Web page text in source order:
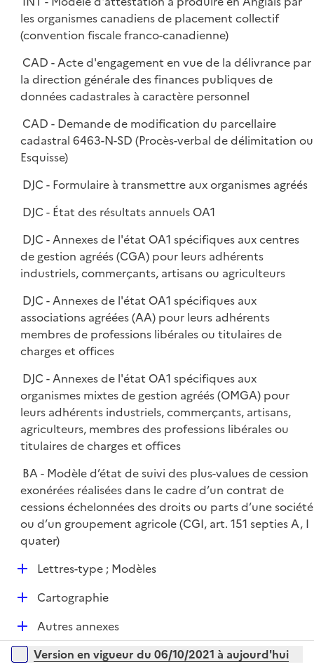
les organismes canadiens de placement collectif
(convention fiscale franco-canadienne)
CAD - Acte d'engagement en vue de la délivrance par
la direction générale des finances publiques de
données cadastrales à caractère personnel
CAD - Demande de modification du parcellaire
cadastral 6463-N-SD (Procès-verbal de délimitation ou
Esquisse)
DJC - Formulaire à transmettre aux organismes agréés
DJC - État des résultats annuels OA1
DJC - Annexes de l'état OA1 spécifiques aux centres
de gestion agréés (CGA) pour leurs adhérents
industriels, commerçants, artisans ou agriculteurs
DJC - Annexes de l'état OA1 spécifiques aux
associations agréées (AA) pour leurs adhérents
membres de professions libérales ou titulaires de
charges et offices
DJC - Annexes de l'état OA1 spécifiques aux
organismes mixtes de gestion agréés (OMGA) pour
leurs adhérents industriels, commerçants, artisans,
agriculteurs, membres des professions libérales ou
titulaires de charges et offices
BA - Modèle d’état de suivi des plus-values de cession
exonérées réalisées dans le cadre d’un contrat de
cessions échelonnées des droits ou parts d’une société
ou d’un groupement agricole (CGI, art. 151 septies A, I
quater)
D
e
Lettres-type ; Modèles
D
p
Cartographie
D
é
p
Autres annexes
Versions sur la période
Version en vigueur du 06/10/2021 à aujourd'hui